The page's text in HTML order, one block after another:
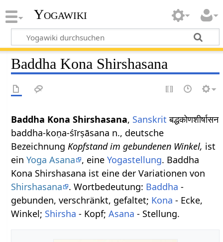
Yogawiki
Baddha Kona Shirshasana
Baddha Kona Shirshasana, Sanskrit बद्धकोणशीर्षासन
baddha-koṇa-śīrṣāsana n., deutsche
BezeichnungKopfstand im gebundenen Winkel, ist
einYoga Asana , eineYogastellung. Baddha
Kona Shirshasana ist eine der Variationen von
Shirshasana
. Wortbedeutung: Baddha -
gebunden, verschränkt, gefaltet; Kona - Ecke,
Winkel; Shirsha - Kopf;Asana - Stellung.